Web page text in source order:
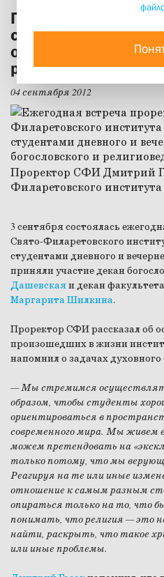
Проректор СФИ
студентами
отделений
религиоведческого
04 сентября 2012
3 сентября состоялась
Свято-Филаретовского
студентами дневного и
приняли участие декан
Дашевскаяи декан
Маргарита Шилкина.
Проректор СФИ рассказал об
произошедших в жизни
напомнил о задачах
— Мы стремимся
образом, чтобы студенты
ориентироваться в
современного мира. Мы живем
можем претендовать на
только потому, что мы
Реагируя на те или иные
отношение к самым разным
опираться только на то, что
понимать, что религия — это
найти, раскрыть, что такое
или иные проблемы.